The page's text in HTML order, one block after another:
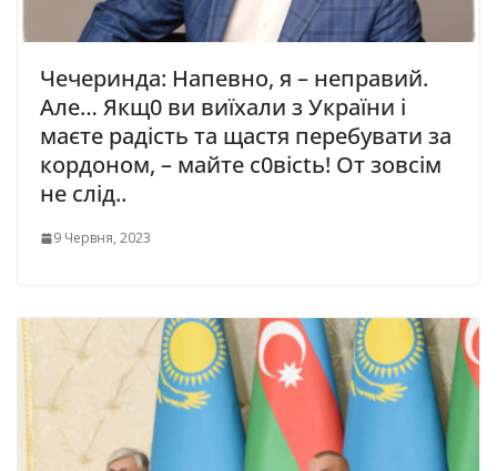
Чечеринда: Напевно, я – неправий.
Але… Якщ0 ви виїхали з України і
маєте радість та щастя перебувати за
кордоном, – майте с0вісtь! От зовсім
не слід..
9 Червня, 2023